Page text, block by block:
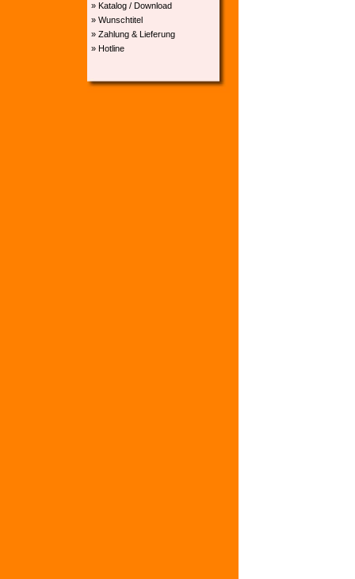
» Katalog / Download
» Wunschtitel
» Zahlung & Lieferung
» Hotline